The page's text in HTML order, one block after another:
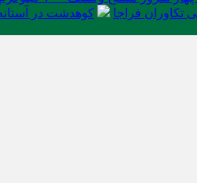
تکاوران فراجا کوهدشت در